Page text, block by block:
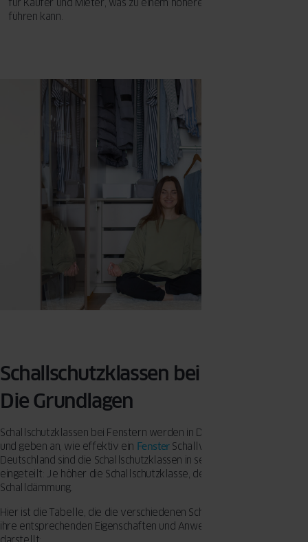
für Käufer und Mieter, was zu einem höheren Immobilienwert
führen kann.
Schallschutzklassen bei Fenstern –
Die Grundlagen
Schallschutzklassen bei Fenstern werden in Dezibel (dB) gemessen
und geben an, wie effektiv ein FensterSchallwellen reduziert. In
Deutschland sind die Schallschutzklassen in sechs Kategorien
eingeteilt: Je höher die Schallschutzklasse, desto besser ist die
Schalldämmung.
Hier ist die Tabelle, die die verschiedenen Schallschutzklassen und
ihre entsprechenden Eigenschaften und Anwendungsbereiche